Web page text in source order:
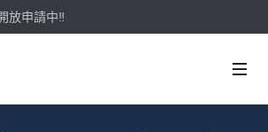
放申請中‼️
灣五金展TiTE x IHT，2026/10/20-22與您在臺